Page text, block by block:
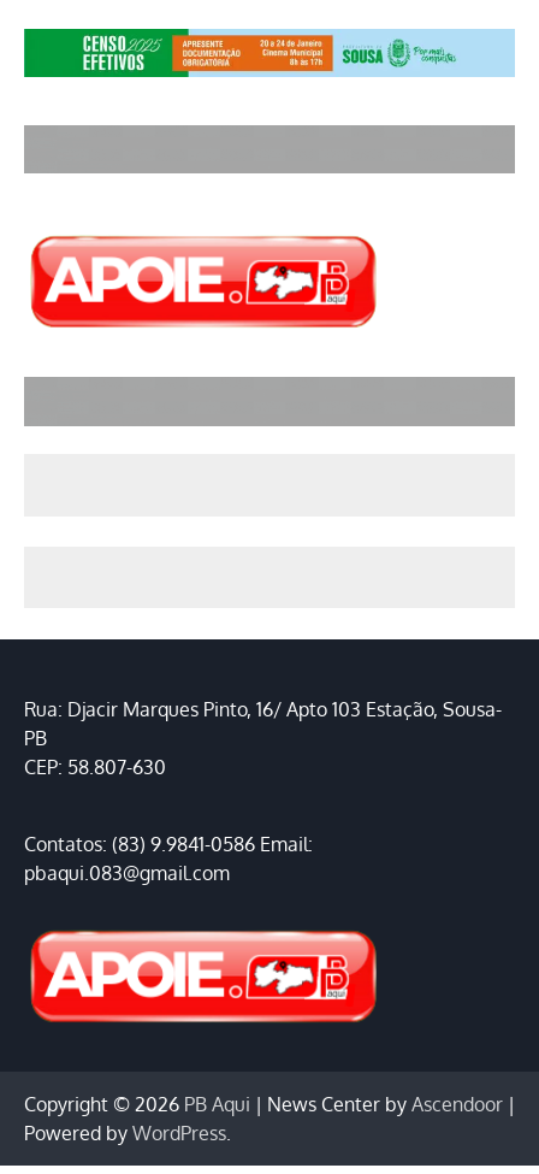
Rua: Djacir Marques Pinto, 16/ Apto 103 Estação, Sousa-
PB
CEP: 58.807-630
Contatos: (83) 9.9841-0586 Email:
pbaqui.083@gmail.com
Copyright © 2026 PB Aqui | News Center by Ascendoor |
Powered by WordPress.